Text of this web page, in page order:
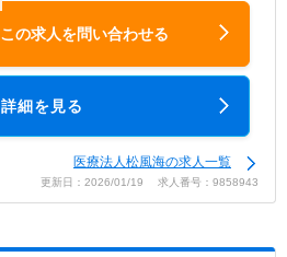
この求人を問い合わせる
詳細を見る
医療法人松風海の求人一覧
更新日：2026/01/19 求人番号：9858943